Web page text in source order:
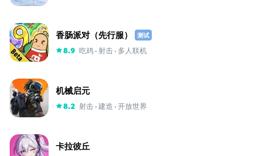
香肠派对（先行服） 测试
8.9 吃鸡 射击 多人联机
机械启元
8.2 射击 建造 开放世界
卡拉彼丘